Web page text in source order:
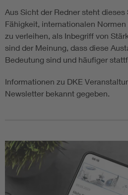
Aus Sicht der Redner steht
Fähigkeit, internationalen
zu verleihen, als Inbegriff von
sind der Meinung, dass diese
Bedeutung sind und häufiger
Informationen zu DKE
Newsletter bekannt gegeben.